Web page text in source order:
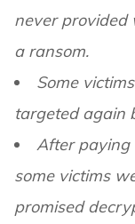
never provided
a ransom.
Some
targeted again
After paying
some victims
promised